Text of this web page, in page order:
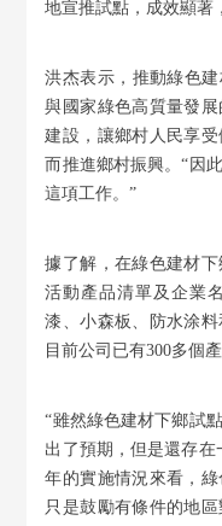
地宣推試點，成效顯著
洪杰表示，推動綠色建
與國家綠色高質量發
建設，讓鄉村人民享
而推進鄉村振興。“因
這項工作。”
據了解，在綠色建材
活動產品清單及企業
漆、小森板、防水涂料
目前公司已有300多個
“雖然綠色建材下鄉試
出了預期，但是還存在
年的實施情況來看，
只是鼓勵有條件的地